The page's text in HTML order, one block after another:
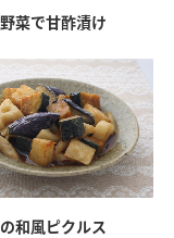
」
菜で甘酢漬け
和風ピクルス